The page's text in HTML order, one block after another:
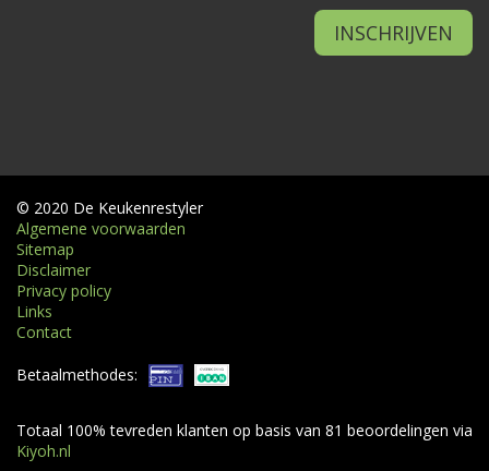
© 2020 De Keukenrestyler
Algemene voorwaarden
Sitemap
Disclaimer
Privacy policy
Links
Contact
Betaalmethodes:
Totaal 100% tevreden klanten op basis van 81 beoordelingen via
Kiyoh.nl